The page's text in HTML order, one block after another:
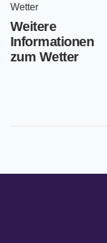
Weitere
Informationen
zum Wetter